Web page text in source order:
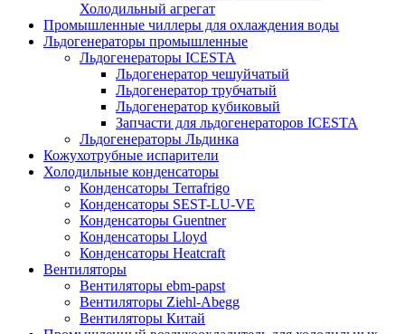
Холодильный агрегат
Промышленные чиллеры для охлаждения воды
Льдогенераторы промышленные
Льдогенераторы ICESTA
Льдогенератор чешуйчатый
Льдогенератор трубчатый
Льдогенератор кубиковый
Запчасти для льдогенераторов ICESTA
Льдогенераторы Льдинка
Кожухотрубные испарители
Холодильные конденсаторы
Конденсаторы Terrafrigo
Конденсаторы SEST-LU-VE
Конденсаторы Guentner
Конденсаторы Lloyd
Конденсаторы Heatcraft
Вентиляторы
Вентиляторы ebm-papst
Вентиляторы Ziehl-Abegg
Вентиляторы Китай